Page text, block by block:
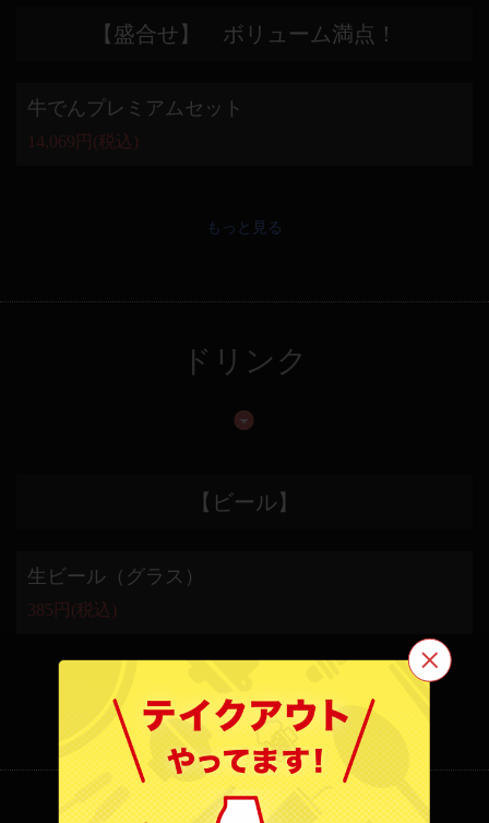
【盛合せ】 ボリューム満点！
牛でんプレミアムセット
14,069円 (税込)
もっと見る
ドリンク
【ビール】
生ビール（グラス）
385円 (税込)
もっと見る
この店舗情報をシェアする
牛でん 近江大津京店
滋賀県大津市二本松１番１号
https://akr7642757035.owst.jp/